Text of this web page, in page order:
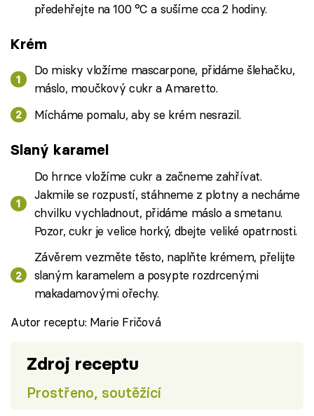
předehřejte na 100 °C a sušíme cca 2 hodiny.
Krém
Do misky vložíme mascarpone, přidáme šlehačku,
máslo, moučkový cukr a Amaretto.
Mícháme pomalu, aby se krém nesrazil.
Slaný karamel
Do hrnce vložíme cukr a začneme zahřívat.
Jakmile se rozpustí, stáhneme z plotny a necháme
chvilku vychladnout, přidáme máslo a smetanu.
Pozor, cukr je velice horký, dbejte veliké opatrnosti.
Závěrem vezměte těsto, naplňte krémem, přelijte
slaným karamelem a posypte rozdrcenými
makadamovými ořechy.
Autor receptu: Marie Fričová
Zdroj receptu
Prostřeno, soutěžící